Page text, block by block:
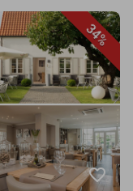
34%
favorite_border